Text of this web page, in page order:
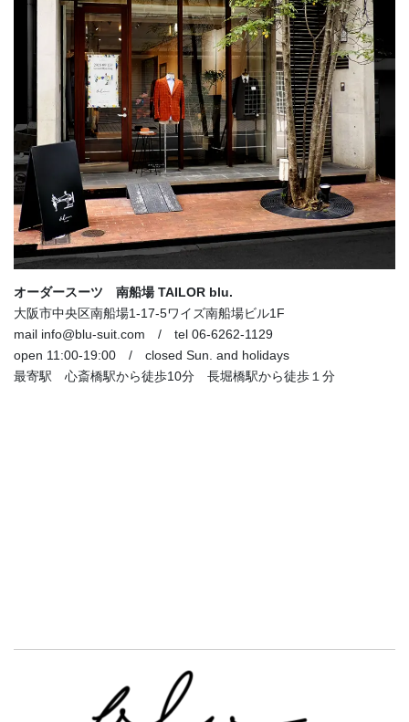
オーダースーツ 南船場 TAILOR blu.
大阪市中央区南船場1-17-5ワイズ南船場ビル1F
mail info@blu-suit.com / tel 06-6262-1129
open 11:00-19:00 / closed Sun. and holidays
最寄駅 心斎橋駅から徒歩10分 長堀橋駅から徒歩１分